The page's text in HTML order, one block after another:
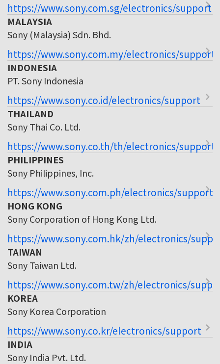
https://www.sony.com.sg/electronics/support
MALAYSIA
Sony (Malaysia) Sdn. Bhd.
https://www.sony.com.my/electronics/support
INDONESIA
PT. Sony Indonesia
https://www.sony.co.id/electronics/support
THAILAND
Sony Thai Co. Ltd.
https://www.sony.co.th/th/electronics/support
PHILIPPINES
Sony Philippines, Inc.
https://www.sony.com.ph/electronics/support
HONG KONG
Sony Corporation of Hong Kong Ltd.
https://www.sony.com.hk/zh/electronics/
TAIWAN
Sony Taiwan Ltd.
https://www.sony.com.tw/zh/electronics/
KOREA
Sony Korea Corporation
https://www.sony.co.kr/electronics/support
INDIA
Sony India Pvt. Ltd.